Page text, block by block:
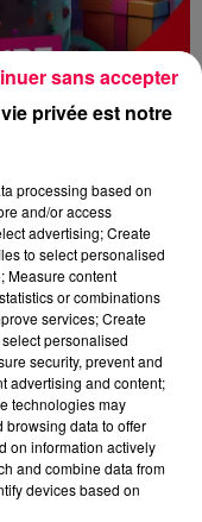
DRIVE
VOSGES
du
privée est notre
processing based on
and/or access
advertising; Create
to select personalised
Measure content
or combinations
services; Create
personalised
security, prevent and
advertising and content;
technologies may
browsing data to offer
on information actively
and combine data from
devices based on
sans accepter